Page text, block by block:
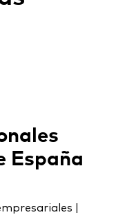
España